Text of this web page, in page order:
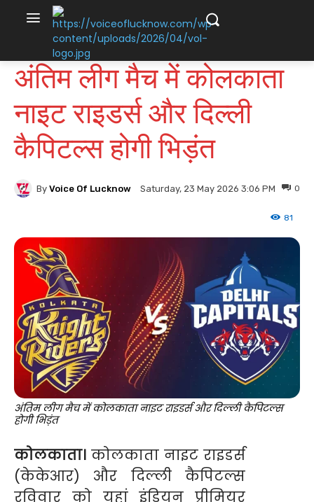
अंतिम लीग मैच में कोलकाता
नाइट राइडर्स और दिल्ली
कैपिटल्स होगी भिड़ंत
By Voice Of Lucknow Saturday, 23 May 2026 3:06 PM 0
81
अंतिम लीग मैच में कोलकाता नाइट राइडर्स और दिल्ली कैपिटल्स
होगी भिड़ंत
कोलकाता। कोलकाता नाइट राइडर्स
(केकेआर) और दिल्ली कैपिटल्स
रविवार को यहां इंडियन प्रीमियर